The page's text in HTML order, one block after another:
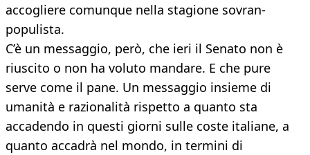
accogliere comunque nella stagione sovran-
populista.
C’è un messaggio, però, che ieri il Senato non è
riuscito o non ha voluto mandare. E che pure
serve come il pane. Un messaggio insieme di
umanità e razionalità rispetto a quanto sta
accadendo in questi giorni sulle coste italiane, a
quanto accadrà nel mondo, in termini di